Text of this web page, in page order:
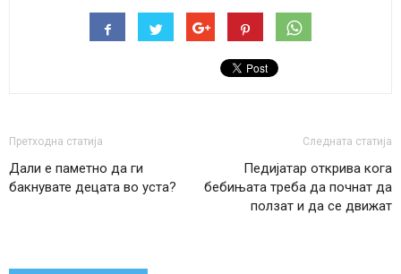
Претходна статија
Дали е паметно да ги
бакнувате децата во уста?
Следната статија
Педијатар открива кога
бебињата треба да почнат да
ползат и да се движат